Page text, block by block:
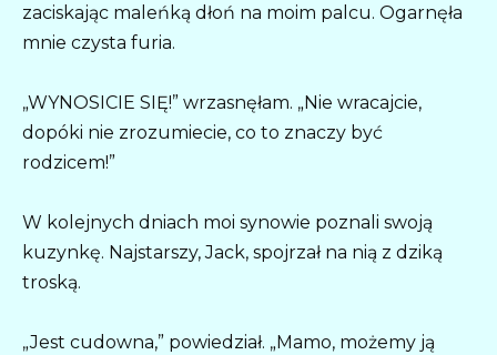
zaciskając maleńką dłoń na moim palcu. Ogarnęła
mnie czysta furia.
„WYNOSICIE SIĘ!” wrzasnęłam. „Nie wracajcie,
dopóki nie zrozumiecie, co to znaczy być
rodzicem!”
W kolejnych dniach moi synowie poznali swoją
kuzynkę. Najstarszy, Jack, spojrzał na nią z dziką
troską.
„Jest cudowna,” powiedział. „Mamo, możemy ją